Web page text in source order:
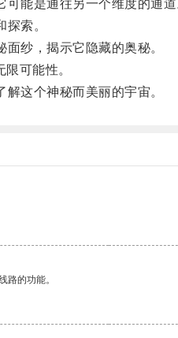
能是通往另一个维度的通道
索。
纱，揭示它隐藏的奥秘。
可能性。
这个神秘而美丽的宇宙。
路的功能。